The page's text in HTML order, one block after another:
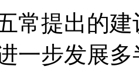
常提出的
一步发展